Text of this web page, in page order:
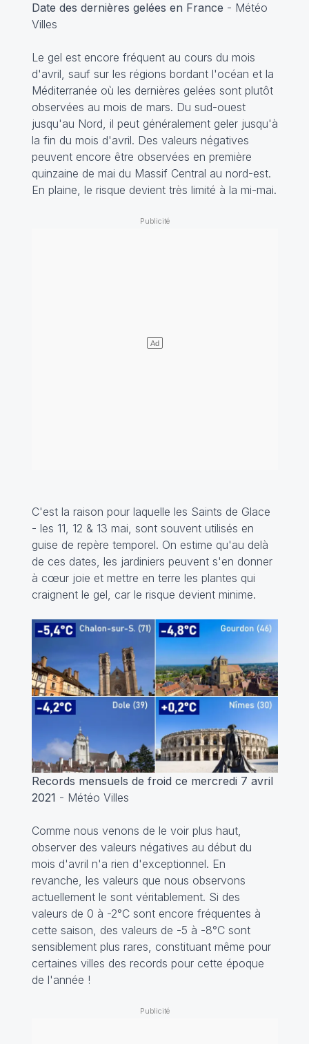
Date des dernières gelées en France - Météo
Villes
Le gel est encore fréquent au cours du mois
d'avril, sauf sur les régions bordant l'océan et la
Méditerranée où les dernières gelées sont plutôt
observées au mois de mars. Du sud-ouest
jusqu'au Nord, il peut généralement geler jusqu'à
la fin du mois d'avril. Des valeurs négatives
peuvent encore être observées en première
quinzaine de mai du Massif Central au nord-est.
En plaine, le risque devient très limité à la mi-mai.
C'est la raison pour laquelle les Saints de Glace
- les 11, 12 & 13 mai, sont souvent utilisés en
guise de repère temporel. On estime qu'au delà
de ces dates, les jardiniers peuvent s'en donner
à cœur joie et mettre en terre les plantes qui
craignent le gel, car le risque devient minime.
Records mensuels de froid ce mercredi 7 avril
2021 - Météo Villes
Comme nous venons de le voir plus haut,
observer des valeurs négatives au début du
mois d'avril n'a rien d'exceptionnel. En
revanche, les valeurs que nous observons
actuellement le sont véritablement. Si des
valeurs de 0 à -2°C sont encore fréquentes à
cette saison, des valeurs de -5 à -8°C sont
sensiblement plus rares, constituant même pour
certaines villes des records pour cette époque
de l'année !